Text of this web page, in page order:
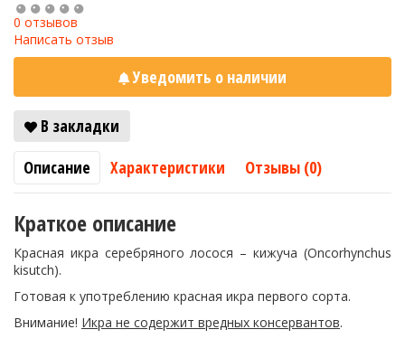
0 отзывов
Написать отзыв
Уведомить о наличии
В закладки
Описание
Характеристики Отзывы (0)
Краткое описание
Красная икра серебряного лосося – кижуча (Oncorhynchus
kisutch).
Готовая к употреблению красная икра первого сорта.
Внимание! Икра не содержит вредных консервантов.